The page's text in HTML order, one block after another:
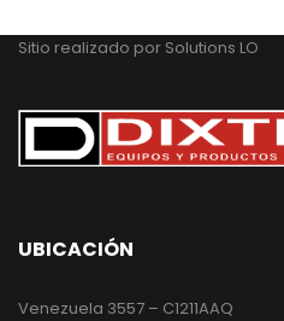
Sitio realizado por Solutions LO
UBICACIÓN
Venezuela 3557 – C1211AAQ